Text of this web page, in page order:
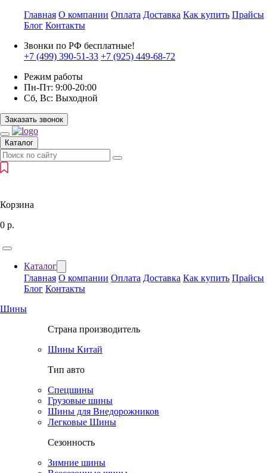
Главная О компании Оплата Доставка Как купить Прайсы
Блог Контакты
Звонки по РФ бесплатные!
+7 (499) 390-51-33 +7 (925) 449-68-72
Режим работы
Пн-Пт: 9:00-20:00
Сб, Вс: Выходной
Заказать звонок
Каталог
Корзина
0 р.
Каталог
Главная О компании Оплата Доставка Как купить Прайсы
Блог Контакты
Шины
Страна производитель
Шины Китай
Тип авто
Спецшины
Грузовые шины
Шины для Внедорожников
Легковые Шины
Сезонность
Зимние шины